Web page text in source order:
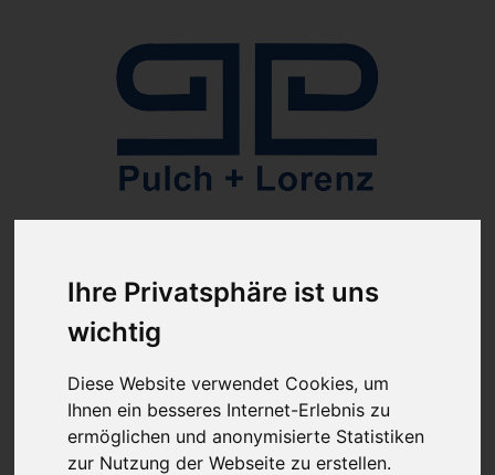
Ihre Privatsphäre ist uns
wichtig
Diese Website verwendet Cookies, um
Ihnen ein besseres Internet-Erlebnis zu
ermöglichen und anonymisierte Statistiken
zur Nutzung der Webseite zu erstellen.
ab 100€ versandkostenfrei
(innerhalb Deutschlands)
Sie haben Fragen?
07641-9360300